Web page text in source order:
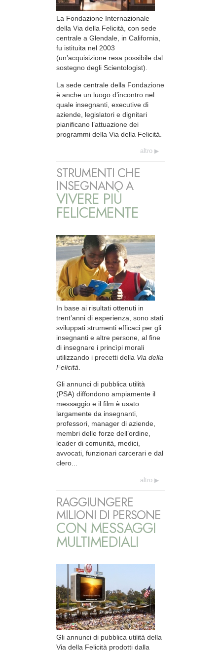
La Fondazione Internazionale
della Via della Felicità, con sede
centrale a Glendale, in California,
fu istituita nel 2003
(un’acquisizione resa possibile dal
sostegno degli Scientologist).
La sede centrale della Fondazione
è anche un luogo d’incontro nel
quale insegnanti, executive di
aziende, legislatori e dignitari
pianificano l’attuazione dei
programmi della Via della Felicità.
altro
STRUMENTI CHE
INSEGNANO A
VIVERE PIÙ
FELICEMENTE
In base ai risultati ottenuti in
trent’anni di esperienza, sono stati
sviluppati strumenti efficaci per gli
insegnanti e altre persone, al fine
di insegnare i princìpi morali
utilizzando i precetti della Via della
Felicità
Gli annunci di pubblica utilità
(PSA) diffondono ampiamente il
messaggio e il film è usato
largamente da insegnanti,
professori, manager di aziende,
membri delle forze dell’ordine,
leader di comunità, medici,
avvocati, funzionari carcerari e dal
clero...
altro
RAGGIUNGERE
MILIONI DI PERSONE
CON MESSAGGI
MULTIMEDIALI
Gli annunci di pubblica utilità della
Via della Felicità prodotti dalla